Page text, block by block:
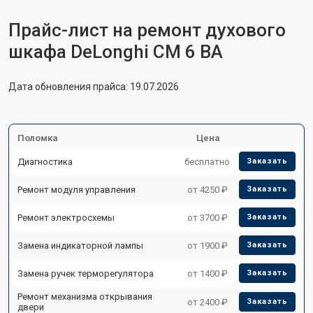
Прайс-лист на ремонт духового
шкафа DeLonghi CM 6 BA
Дата обновления прайса: 19.07.2026
Поломка Цена
Диагностика бесплатно Заказать
Ремонт модуля управления от 4250 ₽ Заказать
Ремонт электросхемы от 3700 ₽ Заказать
Замена индикаторной лампы от 1900 ₽ Заказать
Замена ручек терморегулятора от 1400 ₽ Заказать
Ремонт механизма открывания
двери
от 2400 ₽ Заказать